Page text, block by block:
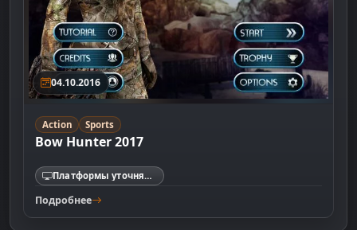
04.10.2016
Action Sports
Bow Hunter 2017
Платформы уточняются
Подробнее